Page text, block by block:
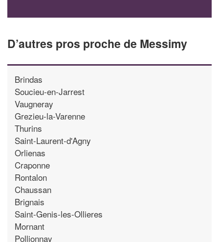
D’autres pros proche de Messimy
Brindas
Soucieu-en-Jarrest
Vaugneray
Grezieu-la-Varenne
Thurins
Saint-Laurent-d'Agny
Orlienas
Craponne
Rontalon
Chaussan
Brignais
Saint-Genis-les-Ollieres
Mornant
Pollionnay